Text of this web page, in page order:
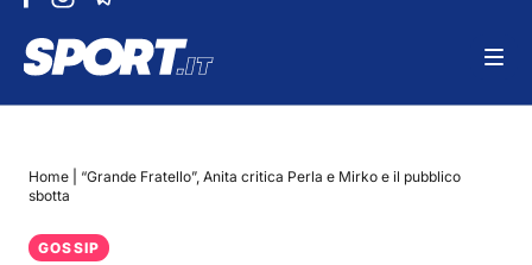
Home
“Grande Fratello”, Anita critica Perla e Mirko e il pubblico
sbotta
GOSSIP